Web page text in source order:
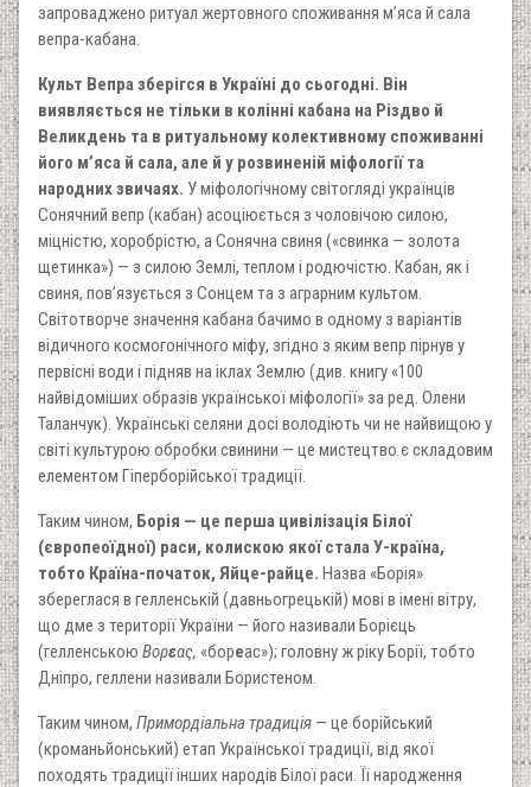
запроваджено ритуал жертовного споживання м’яса й сала
вепра-кабана.
Культ Вепра зберігся в Україні до сьогодні. Він
виявляється не тільки в колінні кабана на Різдво й
Великдень та в ритуальному колективному споживанні
його м’яса й сала, але й у розвиненій міфології та
народних звичаях. У міфологічному світогляді українців
Сонячний вепр (кабан) асоціюється з чоловічою силою,
міцністю, хоробрістю, а Сонячна свиня («свинка — золота
щетинка») — з силою Землі, теплом і родючістю. Кабан, як і
свиня, пов’язується з Сонцем та з аграрним культом.
Світотворче значення кабана бачимо в одному з варіантів
відичного космогонічного міфу, згідно з яким вепр пірнув у
первісні води і підняв на іклах Землю (див. книгу «100
найвідоміших образів української міфології» за ред. Олени
Таланчук). Українські селяни досі володіють чи не найвищою у
світі культурою обробки свинини — це мистецтво є складовим
елементом Гіперборійської традиції.
Таким чином, Борія — це перша цивілізація Білої
(європеоїдної) раси, колискою якої стала У-країна,
тобто Країна-початок, Яйце-райце. Назва «Борія»
збереглася в гелленській (давньогрецькій) мові в імені вітру,
що дме з території України — його називали Борієць
(гелленською Βορεας, «бореас»); головну ж ріку Борії, тобто
Дніпро, геллени називали Бористеном.
Таким чином, Примордіальна традиція — це борійський
(кроманьйонський) етап Української традиції, від якої
походять традиції інших народів Білої раси. Її народження